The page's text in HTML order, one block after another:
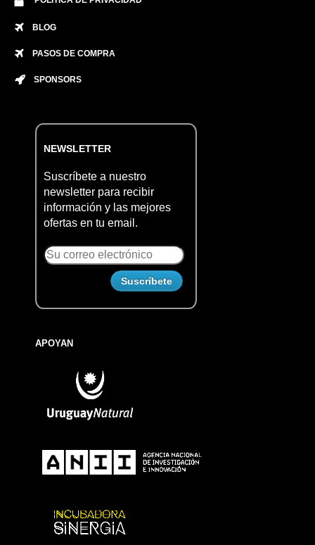
BLOG
PASOS DE COMPRA
SPONSORS
NEWSLETTER
Suscríbete a nuestro
newsletter para recibir
información y las mejores
ofertas en tu email.
APOYAN